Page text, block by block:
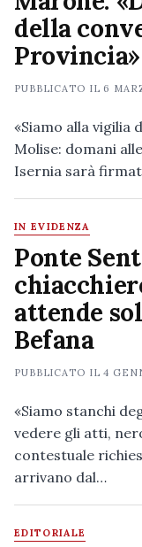
della
Provincia»
PUBBLICATO IL 6
«Siamo alla
Molise: domani
Isernia sarà
IN EVIDENZA
Ponte
attende
Befana
PUBBLICATO IL4
«Siamo stanchi
vedere gli atti,
contestuale
arrivano dal…
EDITORIALE